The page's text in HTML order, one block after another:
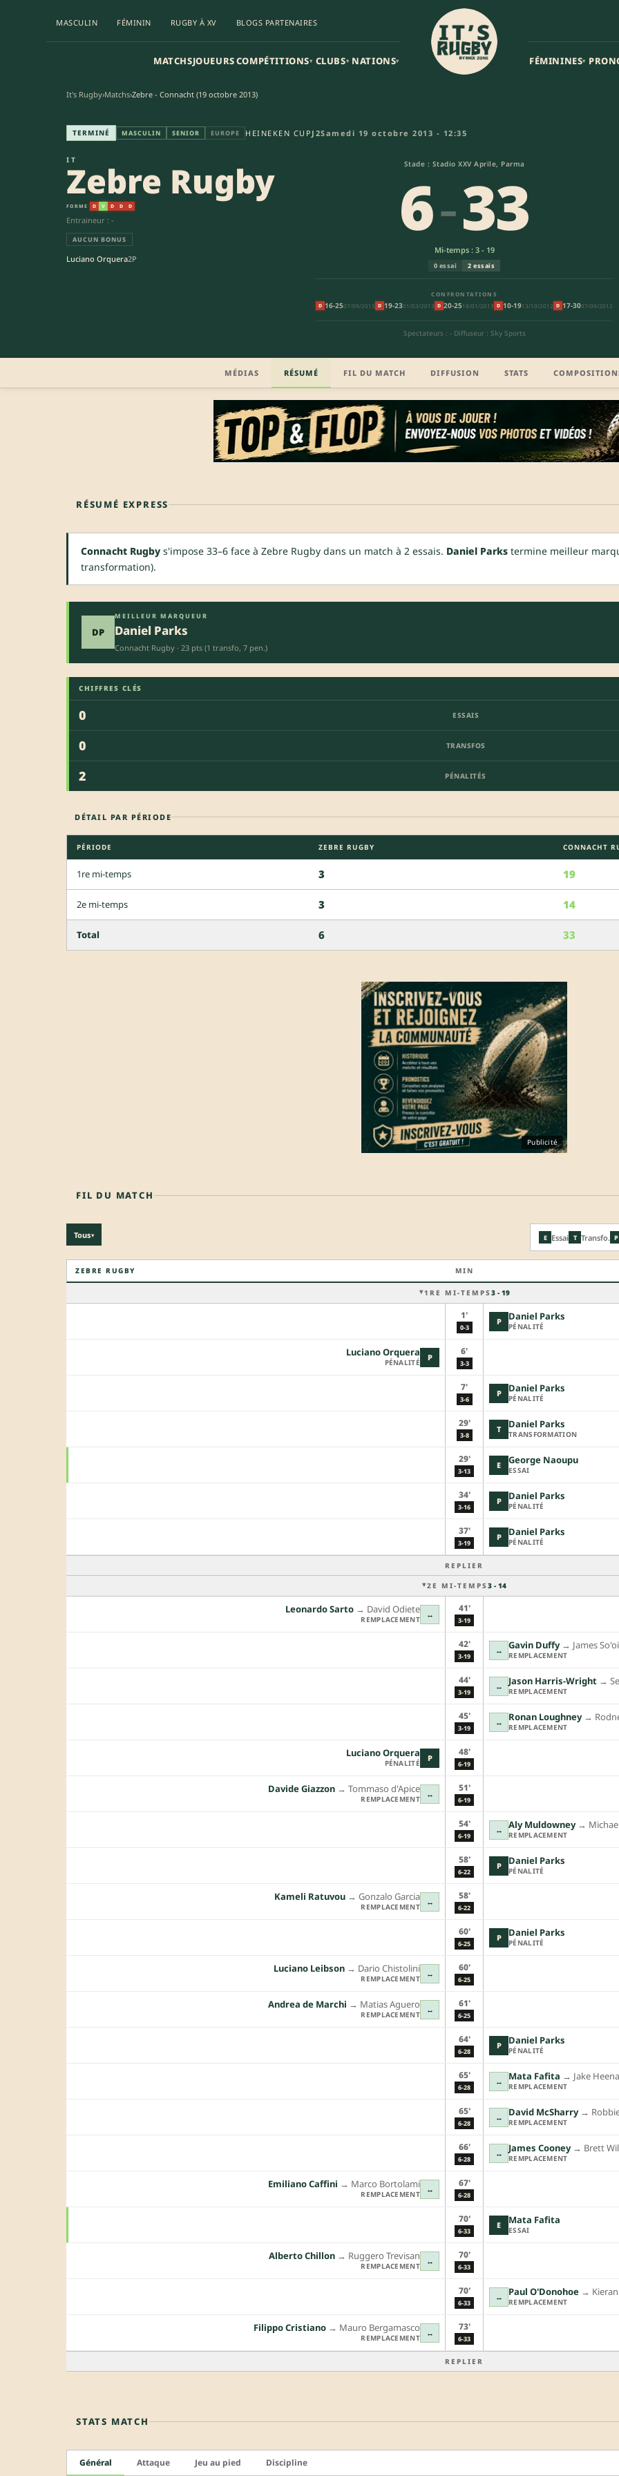
MASCULIN FÉMININ RUGBY À XV BLOGS PARTENAIRES
MATCHSJOUEURSCOMPÉTITIONS▾ CLUBS▾ NATIONS▾ FÉMININES▾
It's Rugby›Matchs›Zebre - Connacht (19 octobre 2013)
Zebre Rugby - Connacht Rugby (6-33) | Heineken Cup
TERMINÉ MASCULIN SENIOR EUROPE HEINEKEN CUP J2Samedi 19 octobre 2013 - 12:35
IT
Zebre Rugby
FORME D V D D D
Entraineur : -
AUCUN BONUS
Luciano Orquera2P
Stade : Stadio XXV Aprile, Parma
6-33
Mi-temps : 3 - 19
0 essai 2 essais
CONFRONTATIONS
D 16-2507/09/2013 D 19-2301/03/2013 D 20-2518/01/2013 D 10-1913/10/2012 D 17-3007/09/2012
Spectateurs : -·Diffuseur : Sky Sports
MÉDIAS RÉSUMÉ FIL DU MATCH DIFFUSION STATS
RÉSUMÉ EXPRESS
Connacht Rugby s'impose 33–6 face à Zebre Rugby dans un match à 2 essais. Daniel Parks termine meilleur
transformation).
DP
MEILLEUR MARQUEUR
Daniel Parks
Connacht Rugby · 23 pts (1 transfo, 7 pen.)
CHIFFRES CLÉS
0 ESSAIS
0
TRANSFOS
2
PÉNALITÉS
DÉTAIL PAR PÉRIODE
PÉRIODE ZEBRE RUGBY CONNACHT
1re mi-temps 3 19
2e mi-temps 3 14
Total 6 33
Publicité
FIL DU MATCH
Tous▾ E Essai T Transfo. P
ZEBRE RUGBY MIN
1RE MI-TEMPS 3 - 19
1'
0-3
P Daniel Parks
PÉNALITÉ
P
Luciano Orquera
PÉNALITÉ
6'
3-3
7'
3-6
P Daniel Parks
PÉNALITÉ
29'
3-8
T Daniel Parks
TRANSFORMATION
29'
3-13
E George Naoupu
ESSAI
34'
3-16
P Daniel Parks
PÉNALITÉ
37'
3-19
P Daniel Parks
PÉNALITÉ
REPLIER
2E MI-TEMPS 3 - 14
↔
Leonardo Sarto →︎ David Odiete
REMPLACEMENT
41'
3-19
42'
3-19
↔ Gavin Duffy→︎ James
REMPLACEMENT
44'
3-19
↔ Jason Harris-Wright →︎
REMPLACEMENT
45'
3-19
↔ Ronan Loughney→︎
REMPLACEMENT
P
Luciano Orquera
PÉNALITÉ
48'
6-19
↔
Davide Giazzon →︎ Tommaso d'Apice
REMPLACEMENT
51'
6-19
54'
6-19
↔ Aly Muldowney→︎
REMPLACEMENT
58'
6-22
P Daniel Parks
PÉNALITÉ
↔
Kameli Ratuvou →︎ Gonzalo Garcia
REMPLACEMENT
58'
6-22
60'
6-25
P Daniel Parks
PÉNALITÉ
↔
Luciano Leibson →︎ Dario Chistolini
REMPLACEMENT
60'
6-25
↔
Andrea de Marchi →︎ Matias Aguero
REMPLACEMENT
61'
6-25
64'
6-28
P Daniel Parks
PÉNALITÉ
65'
6-28
↔ Mata Fafita →︎ Jake
REMPLACEMENT
65'
6-28
↔ David McSharry→︎
REMPLACEMENT
66'
6-28
↔ James Cooney→︎ Brett
REMPLACEMENT
↔
Emiliano Caffini →︎ Marco Bortolami
REMPLACEMENT
67'
6-28
70'
6-33
E Mata Fafita
ESSAI
↔
Alberto Chillon →︎ Ruggero Trevisan
REMPLACEMENT
70'
6-33
70'
6-33
↔ Paul O'Donohoe →︎
REMPLACEMENT
↔
Filippo Cristiano →︎ Mauro Bergamasco
REMPLACEMENT
73'
6-33
REPLIER
STATS MATCH
Général Attaque Jeu au pied Discipline